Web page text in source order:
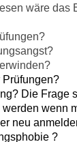
wäre das
Prüfungen?
Die Frage
wenn
neu
?